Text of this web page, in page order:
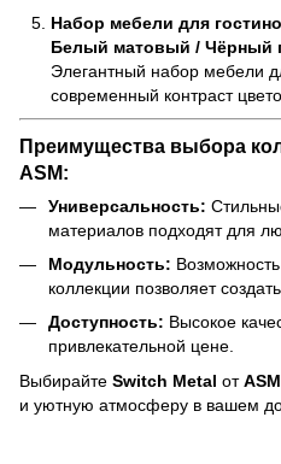
Набор мебели для
Белый матовый / Чёрный
Элегантный набор мебели
современный контраст
Преимущества выбора
ASM:
Универсальность:
материалов подходят для
Модульность:
коллекции позволяет
Доступность: Высокое
привлекательной цене.
Выбирайте Switch Metal отASM
и уютную атмосферу в вашем